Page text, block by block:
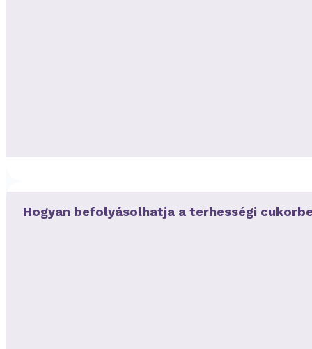
Hogyan befolyásolhatja a terhességi